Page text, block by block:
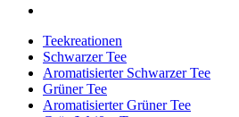
Teekreationen
Schwarzer Tee
Aromatisierter Schwarzer Tee
Grüner Tee
Aromatisierter Grüner Tee